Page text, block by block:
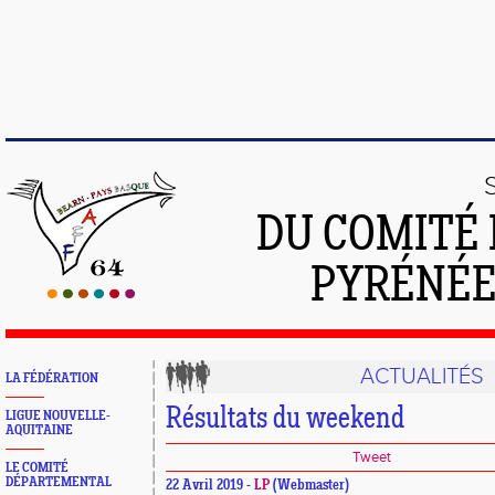
DU
LA FÉDÉRATION
LIGUE NOUVELLE-
AQUITAINE
LE COMITÉ
DÉPARTEMENTAL
ACTUALITÉS
Résultats du weekend
Tweet
22 Avril 2019 - LP (Webmaster)